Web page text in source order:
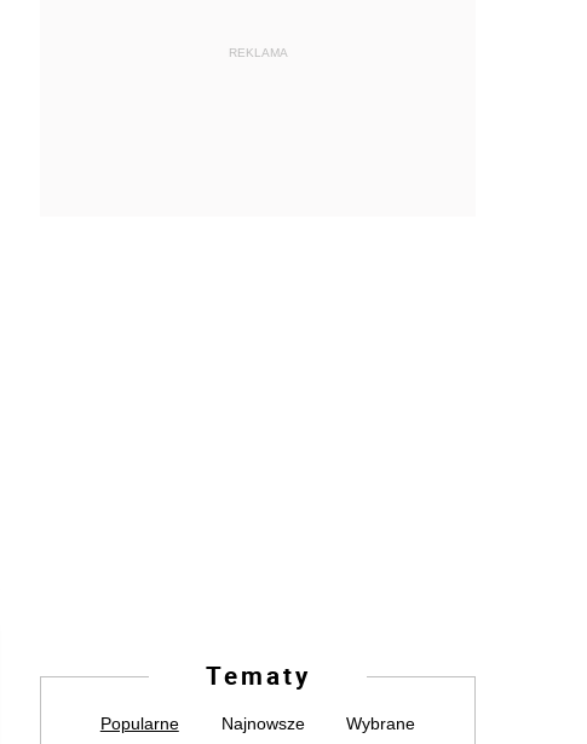
REKLAMA
Tematy
Popularne Najnowsze Wybrane